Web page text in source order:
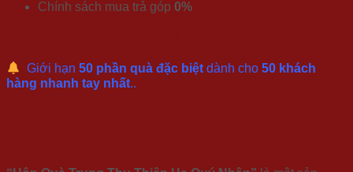
Chính sách mua trả góp 0%
Giới hạn50 phần quà đặc biệtdành cho50 khách
hàng nhanh tay nhất..